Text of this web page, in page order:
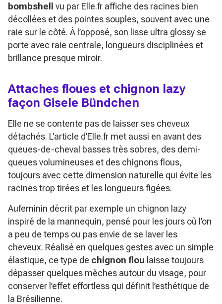
bombshell vu par Elle.fr affiche des racines bien
décollées et des pointes souples, souvent avec une
raie sur le côté. À l’opposé, son lisse ultra glossy se
porte avec raie centrale, longueurs disciplinées et
brillance presque miroir.
Attaches floues et chignon lazy
façon Gisele Bündchen
Elle ne se contente pas de laisser ses cheveux
détachés. L’article d’Elle.fr met aussi en avant des
queues-de-cheval basses très sobres, des demi-
queues volumineuses et des chignons flous,
toujours avec cette dimension naturelle qui évite les
racines trop tirées et les longueurs figées.
Aufeminin décrit par exemple un chignon lazy
inspiré de la mannequin, pensé pour les jours où l’on
a peu de temps ou pas envie de se laver les
cheveux. Réalisé en quelques gestes avec un simple
élastique, ce type de chignon flou laisse toujours
dépasser quelques mèches autour du visage, pour
conserver l’effet effortless qui définit l’esthétique de
la Brésilienne.